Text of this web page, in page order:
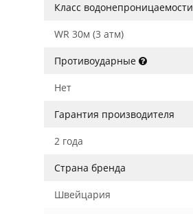
Класс водонепроницаемости
WR 30м (3 атм)
Противоударные
Нет
Гарантия производителя
2 года
Страна бренда
Швейцария